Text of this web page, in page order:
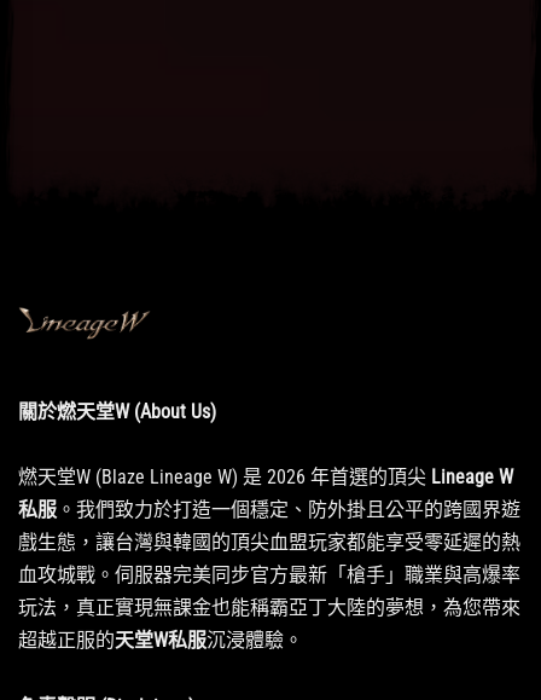
關於燃天堂W (About Us)
燃天堂W (Blaze Lineage W) 是 2026 年首選的頂尖 Lineage W
私服 。我們致力於打造一個穩定、防外掛且公平的跨國界遊
戲生態，讓台灣與韓國的頂尖血盟玩家都能享受零延遲的熱
血攻城戰。伺服器完美同步官方最新「槍手」職業與高爆率
玩法，真正實現無課金也能稱霸亞丁大陸的夢想，為您帶來
超越正服的天堂W私服沉浸體驗。